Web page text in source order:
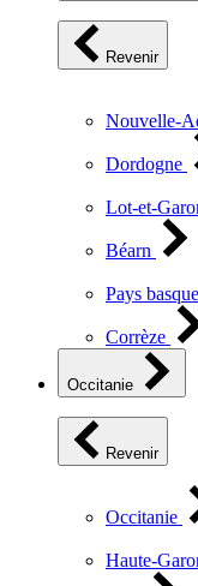
Revenir
Nouvelle-
Dordogne
Lot-et-
Béarn
Pays basque
Corrèze
Occitanie
Revenir
Occitanie
Haute-